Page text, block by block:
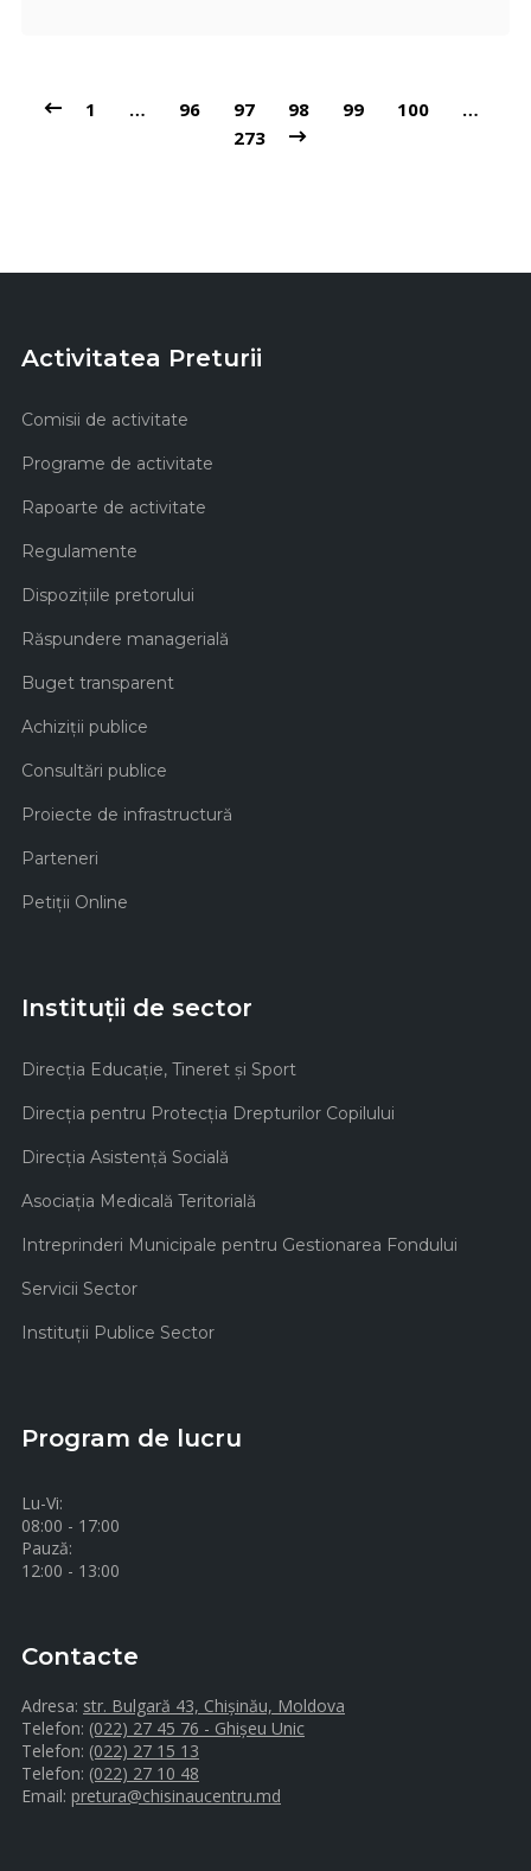
1 … 96 97 98 99 100
…
273
Activitatea Preturii
Comisii de activitate
Programe de activitate
Rapoarte de activitate
Regulamente
Dispozițiile pretorului
Răspundere managerială
Buget transparent
Achiziţii publice
Consultări publice
Proiecte de infrastructură
Parteneri
Petiții Online
Instituții de sector
Direcţia Educaţie, Tineret şi Sport
Direcţia pentru Protecţia Drepturilor Copilului
Direcţia Asistenţă Socială
Asociaţia Medicală Teritorială
Intreprinderi Municipale pentru Gestionarea Fondului
Servicii Sector
Instituţii Publice Sector
Program de lucru
Lu-Vi:
08:00 - 17:00
Pauză:
12:00 - 13:00
Contacte
Adresa: str. Bulgară 43, Chișinău, Moldova
Telefon: (022) 27 45 76 - Ghișeu Unic
Telefon: (022) 27 15 13
Telefon: (022) 27 10 48
Email: pretura@chisinaucentru.md